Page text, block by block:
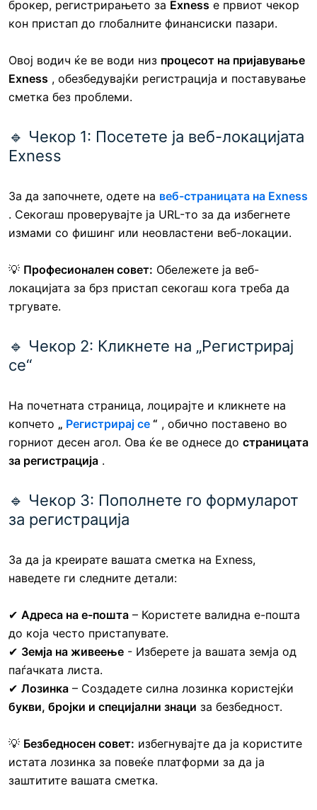
брокер, регистрирањето за Exness е првиот чекор
кон пристап до глобалните финансиски пазари.
Овој водич ќе ве води низ процесот на пријавување
Exness , обезбедувајќи регистрација и поставување
сметка без проблеми.
🔹 Чекор 1: Посетете ја веб-локацијата
Exness
За да започнете, одете на веб-страницата на Exness
. Секогаш проверувајте ја URL-то за да избегнете
измами со фишинг или неовластени веб-локации.
💡 Професионален совет: Обележете ја веб-
локацијата за брз пристап секогаш кога треба да
тргувате.
🔹 Чекор 2: Кликнете на „Регистрирај
се“
На почетната страница, лоцирајте и кликнете на
копчето „ Регистрирај се “ , обично поставено во
горниот десен агол. Ова ќе ве однесе до страницата
за регистрација .
🔹 Чекор 3: Пополнете го формуларот
за регистрација
За да ја креирате вашата сметка на Exness,
наведете ги следните детали:
✔ Адреса на е-пошта – Користете валидна е-пошта
до која често пристапувате.
✔ Земја на живеење - Изберете ја вашата земја од
паѓачката листа.
✔ Лозинка – Создадете силна лозинка користејќи
букви, бројки и специјални знаци за безбедност.
💡 Безбедносен совет: избегнувајте да ја користите
истата лозинка за повеќе платформи за да ја
заштитите вашата сметка.